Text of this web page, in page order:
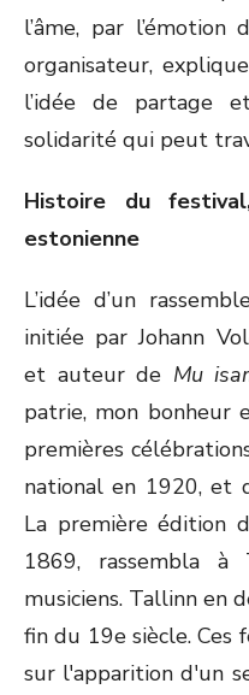
l’âme, par
organisateur,
l’idée de partage
solidarité qui peut
Histoire du
estonienne
L’idée d’un
initiée par Johann
et auteur de Mu
patrie, mon bonheur
premières
national en 1920, et
La première édition
1869, rassembla
musiciens. Tallinn en
fin du 19e siècle.
sur l'apparition d'un